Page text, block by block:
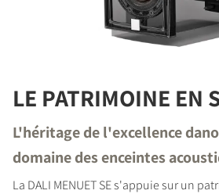
LE PATRIMOINE EN
L'héritage de l'excellence
domaine des enceintes
La DALI MENUET SE s'appuie sur un